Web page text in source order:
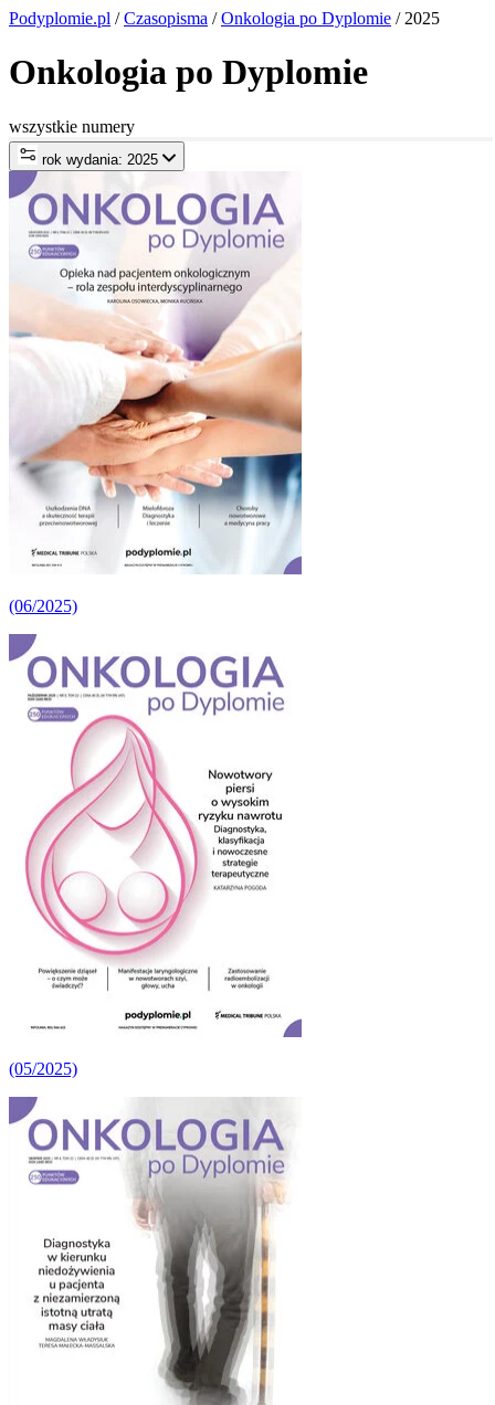
Podyplomie.pl /Czasopisma /Onkologia po Dyplomie / 2025
Onkologia po Dyplomie
wszystkie numery
rok wydania: 2025
(06/2025)
(05/2025)